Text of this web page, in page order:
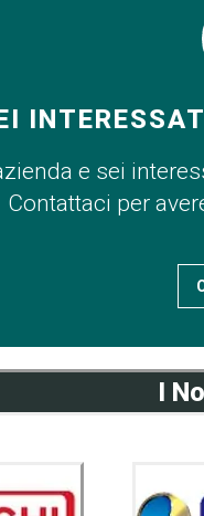
e sei
Contattaci per
I